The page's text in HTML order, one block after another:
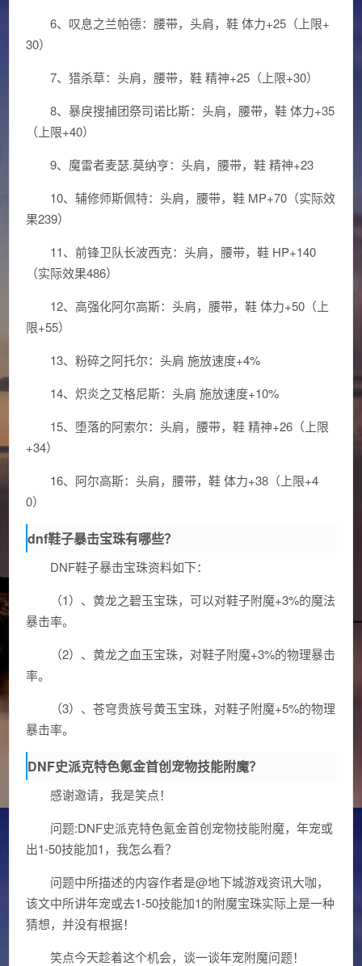
6、叹息之兰帕德：腰带，头肩，鞋 体力+25（上限+
30）
7、猎杀草：头肩，腰带，鞋 精神+25（上限+30）
8、暴戾搜捕团祭司诺比斯：头肩，腰带，鞋 体力+35
（上限+40）
9、魔雷者麦瑟.莫纳亨：头肩，腰带，鞋 精神+23
10、辅修师斯佩特：头肩，腰带，鞋 MP+70（实际效
果239）
11、前锋卫队长波西克：头肩，腰带，鞋 HP+140
（实际效果486）
12、高强化阿尔高斯：头肩，腰带，鞋 体力+50（上
限+55）
13、粉碎之阿托尔：头肩 施放速度+4%
14、炽炎之艾格尼斯：头肩 施放速度+10%
15、堕落的阿索尔：头肩，腰带，鞋 精神+26（上限
+34）
16、阿尔高斯：头肩，腰带，鞋 体力+38（上限+4
0）
dnf鞋子暴击宝珠有哪些？
DNF鞋子暴击宝珠资料如下：
（1）、黄龙之碧玉宝珠，可以对鞋子附魔+3%的魔法
暴击率。
（2）、黄龙之血玉宝珠，对鞋子附魔+3%的物理暴击
率。
（3）、苍穹贵族号黄玉宝珠，对鞋子附魔+5%的物理
暴击率。
DNF史派克特色氪金首创宠物技能附魔？
感谢邀请，我是笑点！
问题:DNF史派克特色氪金首创宠物技能附魔，年宠或
出1-50技能加1，我怎么看？
问题中所描述的内容作者是@地下城游戏资讯大咖，
该文中所讲年宠或去1-50技能加1的附魔宝珠实际上是一种
猜想，并没有根据！
笑点今天趁着这个机会，谈一谈年宠附魔问题！